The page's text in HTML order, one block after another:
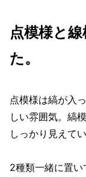
点模様と
た。
点模様は縞が入
しい雰囲気。縞
しっかり見えて
2種類一緒に置